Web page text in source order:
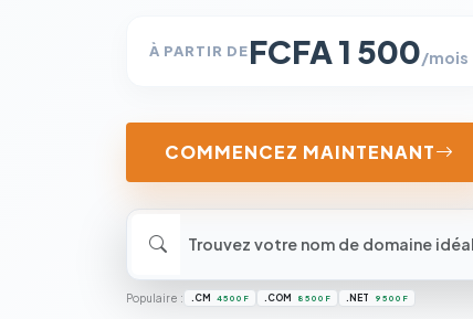
À PARTIR DEFCFA 1 500/mois
COMMENCEZ MAINTENANT
Populaire : .CM 4 500 F .COM 8 500 F .NET 9 500 F